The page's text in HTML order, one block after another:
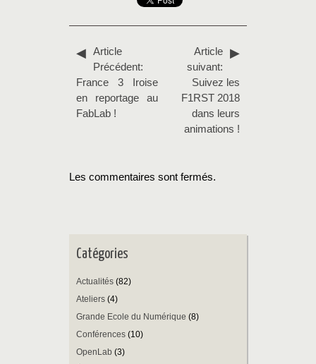
Article
Précédent:
France 3 Iroise
en reportage au
FabLab !
Article
suivant:
Suivez les
F1RST 2018
dans leurs
animations !
Les commentaires sont fermés.
Catégories
Actualités (82)
Ateliers (4)
Grande Ecole du Numérique (8)
Conférences (10)
OpenLab (3)